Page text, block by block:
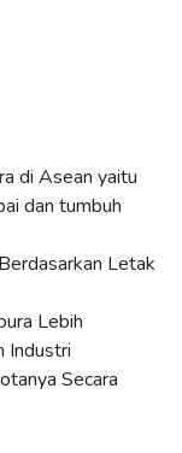
di Asean yaitu
dan tumbuh
Letak
Lebih
Industri
Secara